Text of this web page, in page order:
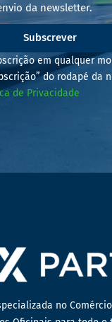
da newsletter.
Subscrever
em qualquer
do rodapé da
de Privacidade
no